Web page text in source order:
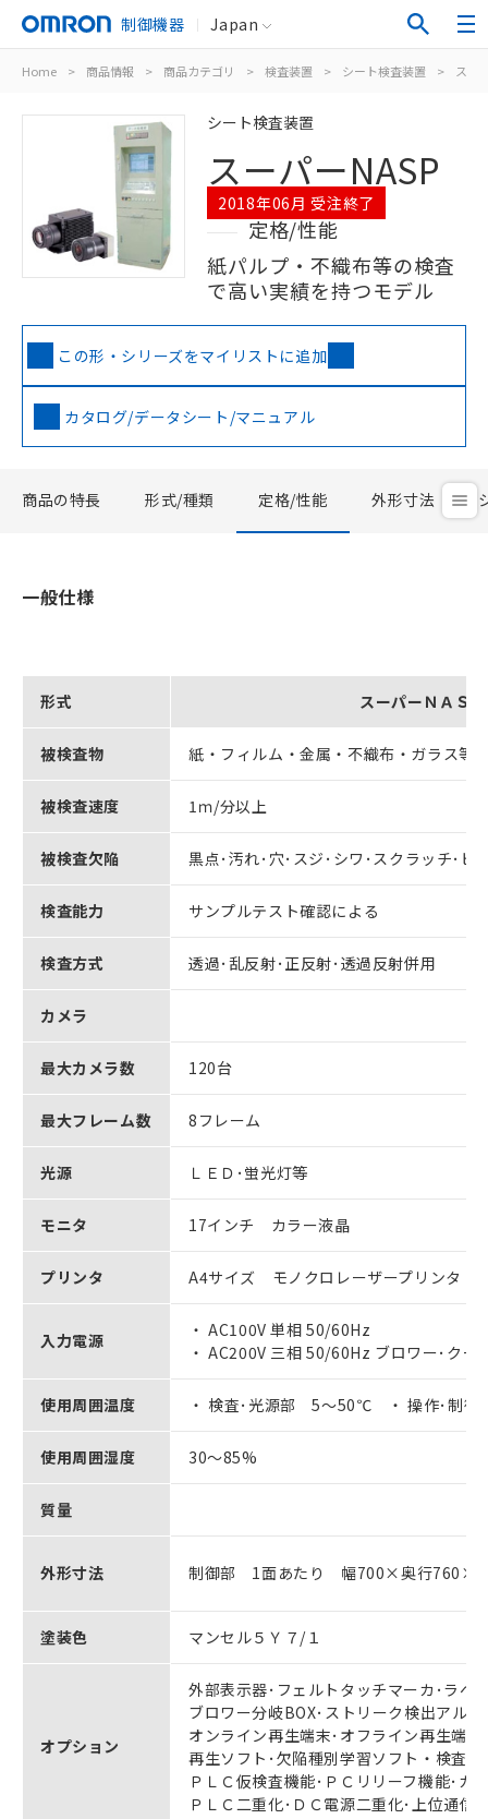
制御機器 Japan
Home > 商品情報 > 商品カテゴリ > 検査装置 > シート検査装置 > スー
シート検査装置
スーパーNASP
2018年06月 受注終了
定格/性能
紙パルプ・不織布等の検査
で高い実績を持つモデル
この形・シリーズをマイリストに追加
カタログ/データシート/マニュアル
商品の特長 形式/種類 定格/性能 外形寸法
一般仕様
形式 スーパーＮＡＳＰ
被検査物 紙・フィルム・金属・不織布・ガラス等
被検査速度 1ｍ/分以上
被検査欠陥 黒点･汚れ･穴･スジ･シワ･スクラッチ･ピ
検査能力 サンプルテスト確認による
検査方式 透過･乱反射･正反射･透過反射併用
カメラ
最大カメラ数 120台
最大フレーム数 8フレーム
光源 ＬＥＤ･蛍光灯等
モニタ 17インチ カラー液晶
プリンタ A4サイズ モノクロレーザープリンタ
入力電源
・ AC100V 単相 50/60Hz
・ AC200V 三相 50/60Hz ブロワー･クー
使用周囲温度 ・ 検査･光源部 5～50℃ ・ 操作･制
使用周囲湿度 30～85%
質量
外形寸法 制御部 1面あたり 幅700×奥行760×
塗装色 マンセル５Ｙ７/１
オプション
外部表示器･フェルトタッチマーカ･ラベ
ブロワー分岐BOX･ストリーク検出アル
オンライン再生端末･オフライン再生端
再生ソフト･欠陥種別学習ソフト・検査
ＰＬＣ仮検査機能･ＰＣリリーフ機能･カ
ＰＬＣ二重化･ＤＣ電源二重化･上位通信